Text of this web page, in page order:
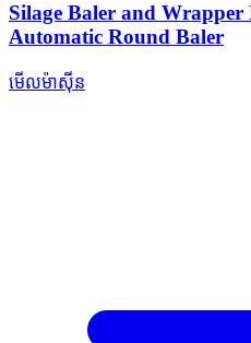
Silage Baler and Wrapper
Automatic Round Baler
មើលម៉ាស៊ីន